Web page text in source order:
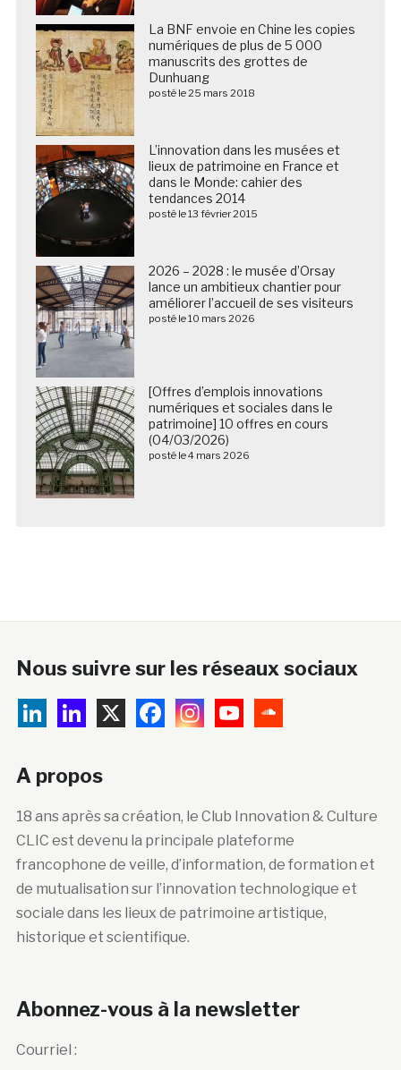
La BNF envoie en Chine les copies
numériques de plus de 5 000
manuscrits des grottes de
Dunhuang
posté le 25 mars 2018
L’innovation dans les musées et
lieux de patrimoine en France et
dans le Monde: cahier des
tendances 2014
posté le 13 février 2015
2026 – 2028 : le musée d’Orsay
lance un ambitieux chantier pour
améliorer l’accueil de ses visiteurs
posté le 10 mars 2026
[Offres d’emplois innovations
numériques et sociales dans le
patrimoine] 10 offres en cours
(04/03/2026)
posté le 4 mars 2026
Nous suivre sur les réseaux sociaux
A propos
18 ans après sa création, le Club Innovation & Culture
CLIC est devenu la principale plateforme
francophone de veille, d’information, de formation et
de mutualisation sur l’innovation technologique et
sociale dans les lieux de patrimoine artistique,
historique et scientifique.
Abonnez-vous à la newsletter
Courriel :